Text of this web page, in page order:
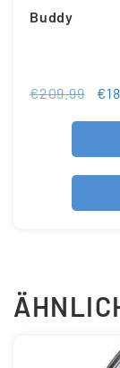
Buddy
€209.99 €